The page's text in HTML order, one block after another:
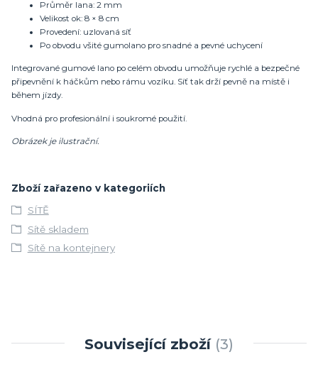
Průměr lana: 2 mm
Velikost ok: 8 × 8 cm
Provedení: uzlovaná síť
Po obvodu všité gumolano pro snadné a pevné uchycení
Integrované gumové lano po celém obvodu umožňuje rychlé a bezpečné
připevnění k háčkům nebo rámu vozíku. Síť tak drží pevně na místě i
během jízdy.
Vhodná pro profesionální i soukromé použití.
Obrázek je ilustrační.
Zboží zařazeno v kategoriích
SÍTĚ
Sítě skladem
Sítě na kontejnery
Související zboží 3